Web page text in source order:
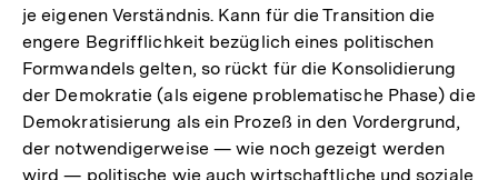
je eigenen Verständnis. Kann für die Transition die
engere Begrifflichkeit bezüglich eines politischen
Formwandels gelten, so rückt für die Konsolidierung
der Demokratie (als eigene problematische Phase) die
Demokratisierung als ein Prozeß in den Vordergrund,
der notwendigerweise — wie noch gezeigt werden
wird — politische wie auch wirtschaftliche und soziale